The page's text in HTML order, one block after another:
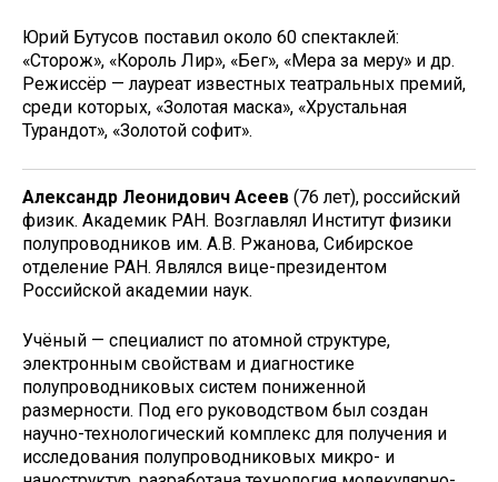
Юрий Бутусов поставил около 60 спектаклей:
«Сторож», «Король Лир», «Бег», «Мера за меру» и др.
Режиссёр — лауреат известных театральных премий,
среди которых, «Золотая маска», «Хрустальная
Турандот», «Золотой софит».
Александр Леонидович Асеев (76 лет), российский
физик. Академик РАН. Возглавлял Институт физики
полупроводников им. А.В. Ржанова, Сибирское
отделение РАН. Являлся вице-президентом
Российской академии наук.
Учёный — специалист по атомной структуре,
электронным свойствам и диагностике
полупроводниковых систем пониженной
размерности. Под его руководством был создан
научно-технологический комплекс для получения и
исследования полупроводниковых микро- и